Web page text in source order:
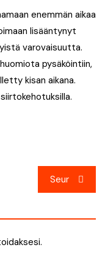
enemmän aikaa
lisääntynyt
varovaisuutta.
pysäköintiin,
kisan aikana.
Seur